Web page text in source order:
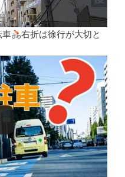
車
右折は徐行が大切と